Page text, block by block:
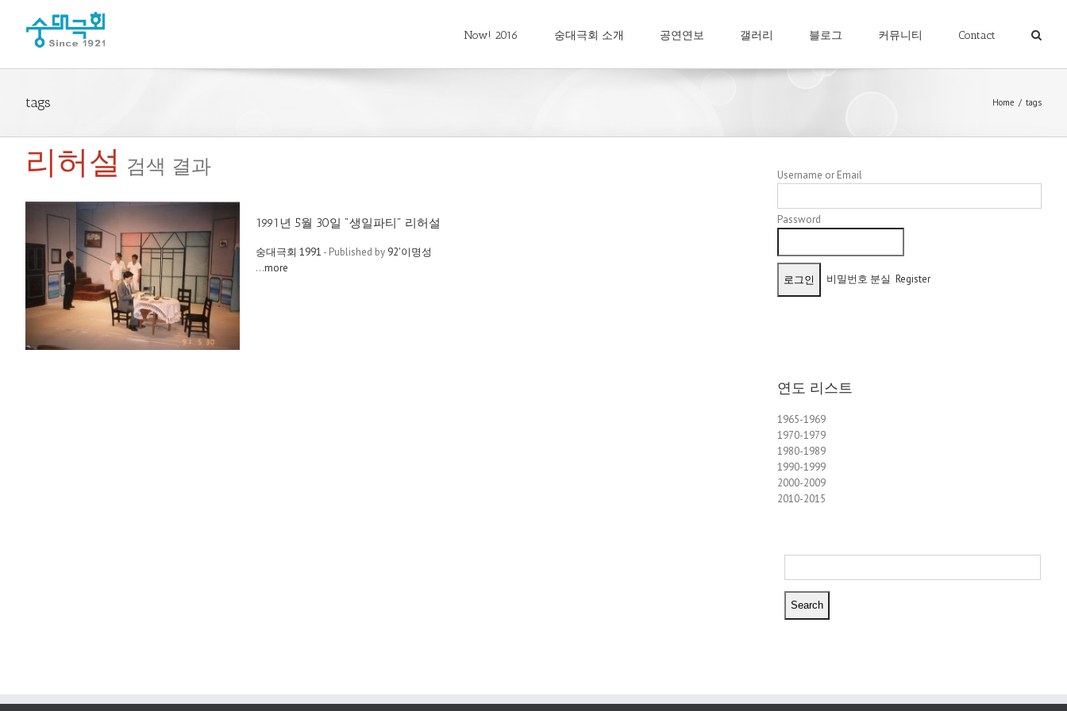
Now! 2016 숭대극회 소개 공연연보 갤러리 블로그 커뮤니티 Contact
tags Home / tags
리허설 검색 결과
1991년 5월 30일 "생일파티" 리허설
숭대극회 1991 - Published by 92'이명성
...more
Username or Email
Password
비밀번호 분실 Register
연도 리스트
1965-1969
1970-1979
1980-1989
1990-1999
2000-2009
2010-2015